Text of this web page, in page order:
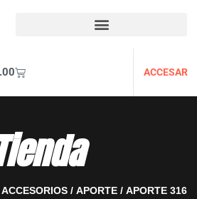
ACCESAR
/ APORTE / APORTE 316